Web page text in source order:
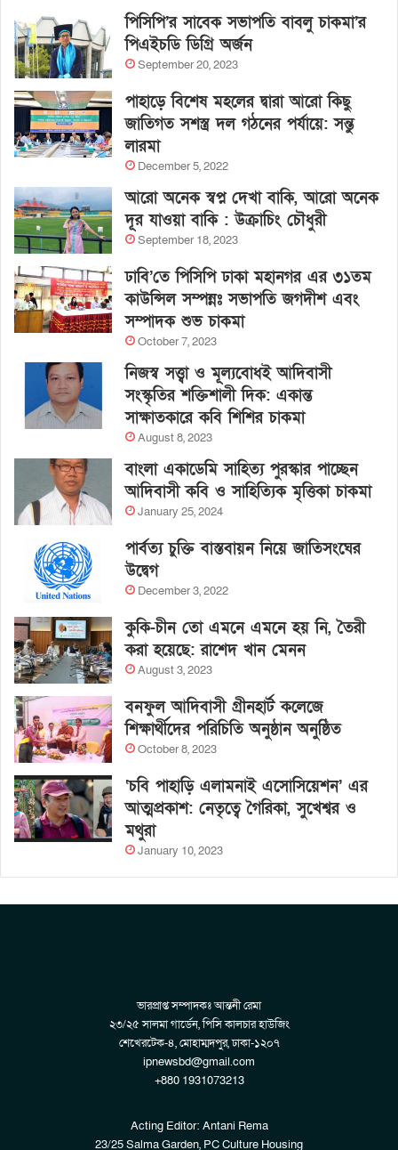
পিসিপি’র সাবেক সভাপতি বাবলু চাকমা’র
পিএইচডি ডিগ্রি অর্জন
September 20, 2023
পাহাড়ে বিশেষ মহলের দ্বারা আরো কিছু
জাতিগত সশস্ত্র দল গঠনের পর্যায়ে: সন্তু
লারমা
December 5, 2022
আরো অনেক স্বপ্ন দেখা বাকি, আরো অনেক
দূর যাওয়া বাকি : উক্রাচিং চৌধুরী
September 18, 2023
ঢাবি’তে পিসিপি ঢাকা মহানগর এর ৩১তম
কাউন্সিল সম্পন্নঃ সভাপতি জগদীশ এবং
সম্পাদক শুভ চাকমা
October 7, 2023
নিজস্ব সত্ত্বা ও মূল্যবোধই আদিবাসী
সংস্কৃতির শক্তিশালী দিক: একান্ত
সাক্ষাতকারে কবি শিশির চাকমা
August 8, 2023
বাংলা একাডেমি সাহিত্য পুরস্কার পাচ্ছেন
আদিবাসী কবি ও সাহিত্যিক মৃত্তিকা চাকমা
January 25, 2024
পার্বত্য চুক্তি বাস্তবায়ন নিয়ে জাতিসংঘের
উদ্বেগ
December 3, 2022
কুকি-চীন তো এমনে এমনে হয় নি, তৈরী
করা হয়েছে: রাশেদ খান মেনন
August 3, 2023
বনফুল আদিবাসী গ্রীনহার্ট কলেজে
শিক্ষার্থীদের পরিচিতি অনুষ্ঠান অনুষ্ঠিত
October 8, 2023
‘চবি পাহাড়ি এলামনাই এসোসিয়েশন’ এর
আত্মপ্রকাশ: নেতৃত্বে গৈরিকা, সুখেশ্বর ও
মথুরা
January 10, 2023
ভারপ্রাপ্ত সম্পাদকঃ আন্তনী রেমা
২৩/২৫ সালমা গার্ডেন, পিসি কালচার হাউজিং
শেখেরটেক-৪, মোহাম্মদপুর, ঢাকা-১২০৭
ipnewsbd@gmail.com
+880 1931073213
Acting Editor: Antani Rema
23/25 Salma Garden, PC Culture Housing